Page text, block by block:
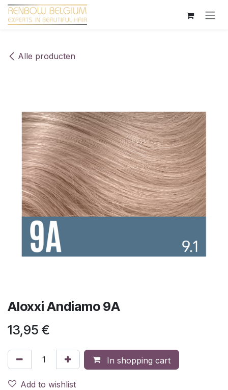
Overslaan naar inhoud
Alle producten
Aloxxi Andiamo 9A
13,95 €
In shopping cart
Add to wishlist